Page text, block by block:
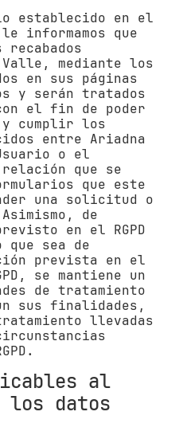
establecido en el
le informamos que
Valle, mediante los
en sus páginas
y serán tratados
el fin de poder
cumplir los
entre Ariadna
o el
que se
que este
una solicitud o
de
en el RGPD
que sea de
prevista en el
se mantiene un
de tratamiento
sus finalidades,
llevadas
al
los datos